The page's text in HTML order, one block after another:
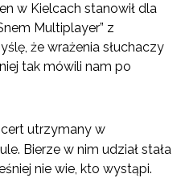
w Kielcach stanowił dla
Multiplayer” z
że wrażenia słuchaczy
tak mówili nam po
utrzymany w
Bierze w nim udział stała
nie wie, kto wystąpi.